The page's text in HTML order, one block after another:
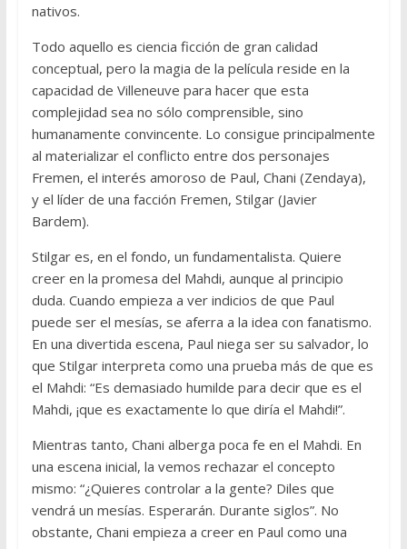
nativos.
Todo aquello es ciencia ficción de gran calidad
conceptual, pero la magia de la película reside en la
capacidad de Villeneuve para hacer que esta
complejidad sea no sólo comprensible, sino
humanamente convincente. Lo consigue principalmente
al materializar el conflicto entre dos personajes
Fremen, el interés amoroso de Paul, Chani (Zendaya),
y el líder de una facción Fremen, Stilgar (Javier
Bardem).
Stilgar es, en el fondo, un fundamentalista. Quiere
creer en la promesa del Mahdi, aunque al principio
duda. Cuando empieza a ver indicios de que Paul
puede ser el mesías, se aferra a la idea con fanatismo.
En una divertida escena, Paul niega ser su salvador, lo
que Stilgar interpreta como una prueba más de que es
el Mahdi: “Es demasiado humilde para decir que es el
Mahdi, ¡que es exactamente lo que diría el Mahdi!”.
Mientras tanto, Chani alberga poca fe en el Mahdi. En
una escena inicial, la vemos rechazar el concepto
mismo: “¿Quieres controlar a la gente? Diles que
vendrá un mesías. Esperarán. Durante siglos”. No
obstante, Chani empieza a creer en Paul como una